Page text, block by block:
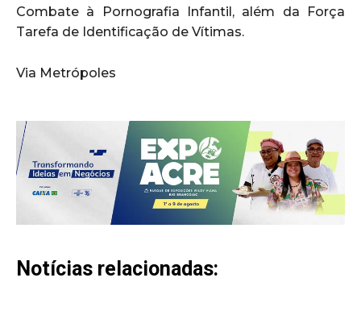
Combate à Pornografia Infantil, além da Força
Tarefa de Identificação de Vítimas.
Via Metrópoles
Notícias relacionadas: